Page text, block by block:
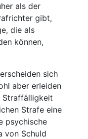
als der
gibt,
die als
können,
sich
aber erleiden
Straffälligkeit
Strafe eine
psychische
von Schuld